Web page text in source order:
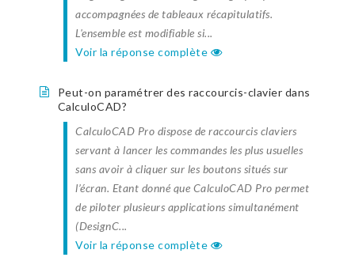
accompagnées de tableaux récapitulatifs.
L'ensemble est modifiable si...
Voir la réponse complète
Peut-on paramétrer des raccourcis-clavier dans
CalculoCAD?
CalculoCAD Pro dispose de raccourcis claviers
servant à lancer les commandes les plus usuelles
sans avoir à cliquer sur les boutons situés sur
l’écran. Etant donné que CalculoCAD Pro permet
de piloter plusieurs applications simultanément
(DesignC...
Voir la réponse complète